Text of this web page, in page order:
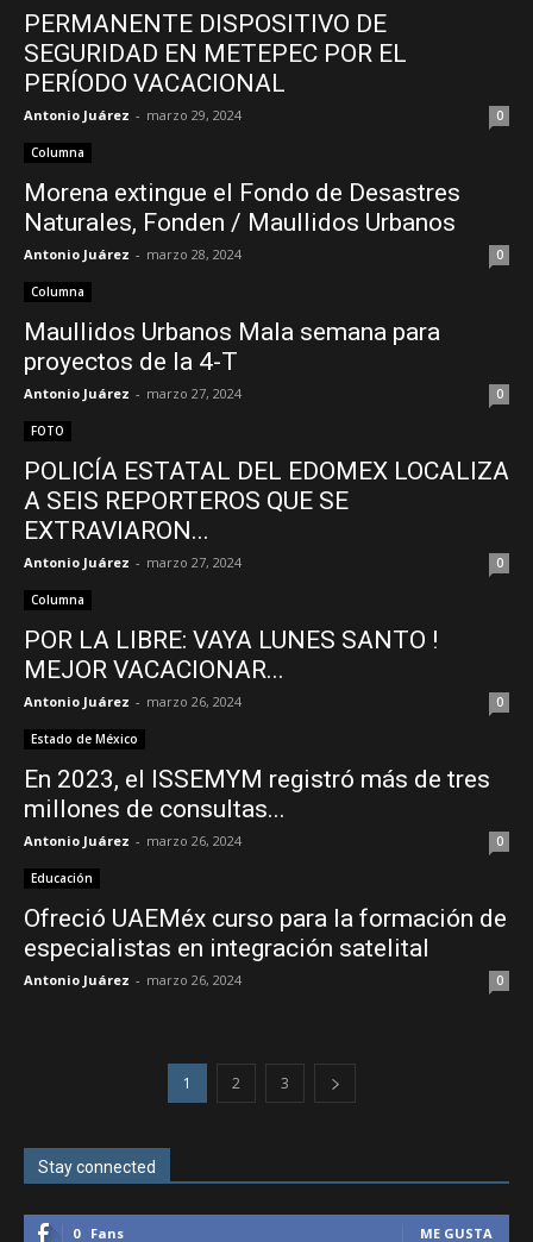
PERMANENTE DISPOSITIVO DE
SEGURIDAD EN METEPEC POR EL
PERÍODO VACACIONAL
Antonio Juárez - marzo 29, 2024 0
Columna
Morena extingue el Fondo de Desastres
Naturales, Fonden / Maullidos Urbanos
Antonio Juárez - marzo 28, 2024 0
Columna
Maullidos Urbanos Mala semana para
proyectos de la 4-T
Antonio Juárez - marzo 27, 2024 0
FOTO
POLICÍA ESTATAL DEL EDOMEX LOCALIZA
A SEIS REPORTEROS QUE SE
EXTRAVIARON...
Antonio Juárez - marzo 27, 2024 0
Columna
POR LA LIBRE: VAYA LUNES SANTO !
MEJOR VACACIONAR...
Antonio Juárez - marzo 26, 2024 0
Estado de México
En 2023, el ISSEMYM registró más de tres
millones de consultas...
Antonio Juárez - marzo 26, 2024 0
Educación
Ofreció UAEMéx curso para la formación de
especialistas en integración satelital
Antonio Juárez - marzo 26, 2024 0
1 2 3
Stay connected
0 Fans ME GUSTA